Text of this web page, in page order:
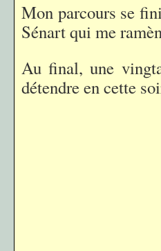
Mon parcours se
Sénart qui me
Au final, une
détendre en cette